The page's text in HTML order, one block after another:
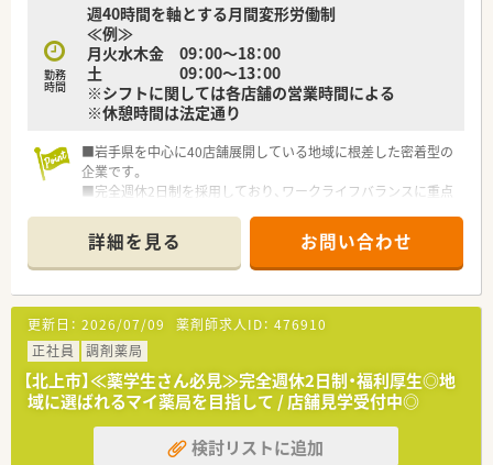
勤務
時間
週40時間を軸とする月間変形労働制
≪例≫
月火水木金 09：00～18：00
土 09：00～13：00
※シフトに関しては各店舗の営業時間による
※休憩時間は法定通り
■岩手県を中心に40店舗展開している地域に根差した密着型の
企業です。
■完全週休2日制を採用しており、ワークライフバランスに重点
■新卒採用も積極的に行っており、若手も活躍できる環境は整っ
ております。
■教育制度は集合研修やEラーニングを活用しております。
詳細を見る お問い合わせ
更新日： 2026/07/09 薬剤師求人ID： 476910
正社員
調剤薬局
【北上市】≪薬学生さん必見≫完全週休2日制・福利厚生◎地
域に選ばれるマイ薬局を目指して / 店舗見学受付中◎
検討リストに追加